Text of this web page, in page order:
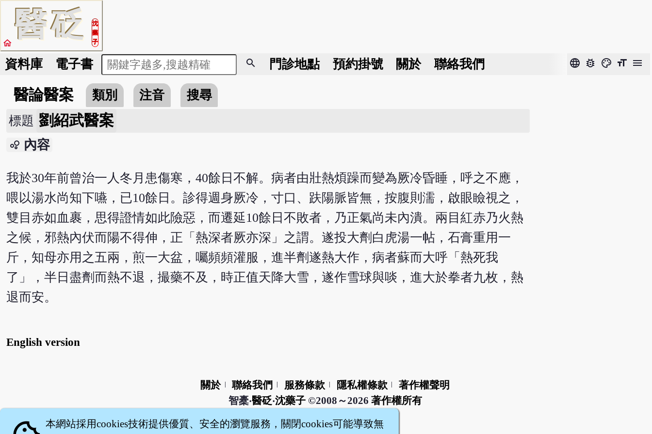
醫砭
沈
藥
子
home
資料庫 電子書 search 門診地點 預約掛號 關於 聯絡我們 language bug_report color_lens format_size menu
醫論醫案 類別 注音
搜尋
標題 劉紹武醫案
bubble_chart 內容
我於30年前曾治一人冬月患傷寒，40餘日不解。病者由壯熱煩躁而變為厥冷昏睡，呼之不應，
喂以湯水尚知下嚥，已10餘日。診得週身厥冷，寸口、趺陽脈皆無，按腹則濡，啟眼瞼視之，
雙目赤如血裹，思得證情如此險惡，而遷延10餘日不敗者，乃正氣尚未內潰。兩目紅赤乃火熱
之候，邪熱內伏而陽不得伸，正「熱深者厥亦深」之謂。遂投大劑白虎湯一帖，石膏重用一
斤，知母亦用之五兩，煎一大盆，囑頻頻灌服，進半劑遂熱大作，病者蘇而大呼「熱死我
了」，半日盡劑而熱不退，撮藥不及，時正值天降大雪，遂作雪球與啖，進大於拳者九枚，熱
退而安。
English version
關於 | 聯絡我們 | 服務條款 | 隱私權條款 |
著作權聲明
智橐‧醫砭‧沈藥子©2008～2026 著作權所有
本網站採用cookies技術提供優質、安全的瀏覽服務，關閉cookies可能導致無